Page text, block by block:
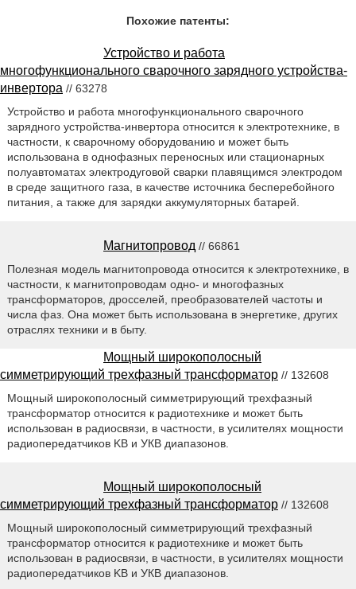
Похожие патенты:
Устройство и работа
многофункционального сварочного зарядного устройства-
инвертора // 63278
Устройство и работа многофункционального сварочного
зарядного устройства-инвертора относится к электротехнике, в
частности, к сварочному оборудованию и может быть
использована в однофазных переносных или стационарных
полуавтоматах электродуговой сварки плавящимся электродом
в среде защитного газа, в качестве источника бесперебойного
питания, а также для зарядки аккумуляторных батарей.
Магнитопровод // 66861
Полезная модель магнитопровода относится к электротехнике, в
частности, к магнитопроводам одно- и многофазных
трансформаторов, дросселей, преобразователей частоты и
числа фаз. Она может быть использована в энергетике, других
отраслях техники и в быту.
Мощный широкополосный
симметрирующий трехфазный трансформатор // 132608
Мощный широкополосный симметрирующий трехфазный
трансформатор относится к радиотехнике и может быть
использован в радиосвязи, в частности, в усилителях мощности
радиопередатчиков KB и УКВ диапазонов.
Мощный широкополосный
симметрирующий трехфазный трансформатор // 132608
Мощный широкополосный симметрирующий трехфазный
трансформатор относится к радиотехнике и может быть
использован в радиосвязи, в частности, в усилителях мощности
радиопередатчиков KB и УКВ диапазонов.